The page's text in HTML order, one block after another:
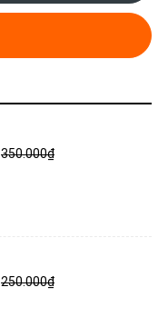
350.000₫
250.000₫